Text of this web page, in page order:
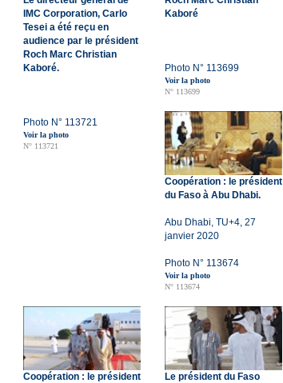
IMC Corporation, Carlo
Tesei a été reçu en
audience par le président
Roch Marc Christian
Kaboré.
Photo N° 113721
Voir la photo
N° 113721
Kaboré
Photo N° 113699
Voir la photo
N° 113699
Coopération : le président
du Faso à Abu Dhabi.
Abu Dhabi, TU+4, 27
janvier 2020
Photo N° 113674
Voir la photo
N° 113674
Coopération : le président
Le président du Faso